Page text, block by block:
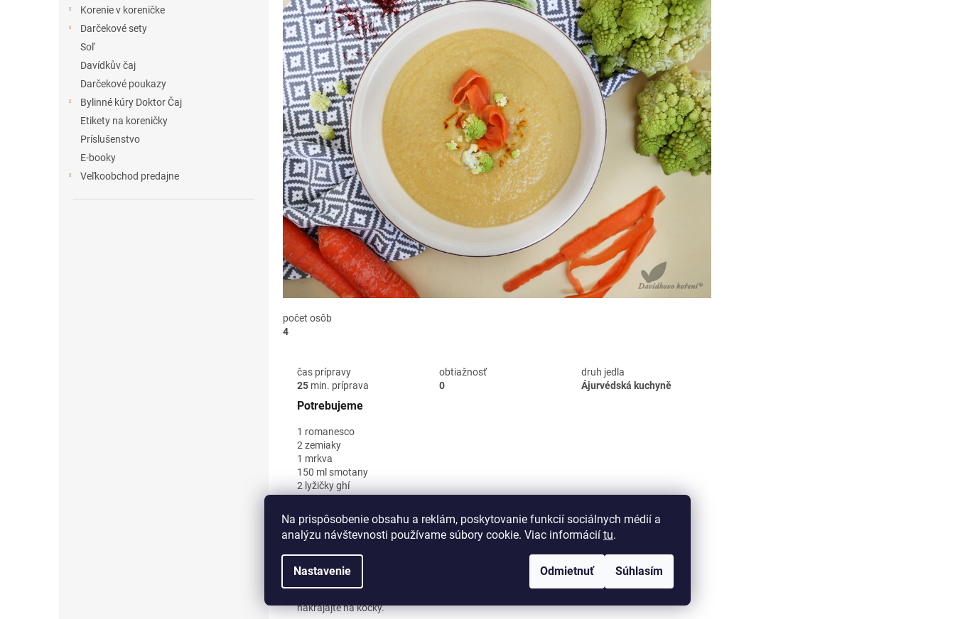
Na prispôsobenie obsahu a reklám, poskytovanie funkcií sociálnych médií a
analýzu návštevnosti používame súbory cookie. Viac informácií tu.
Nastavenie Odmietnuť Súhlasím
Korenie v koreničke
Darčekové sety
Soľ
Davídkův čaj
Darčekové poukazy
Bylinné kúry Doktor Čaj
Etikety na koreničky
Príslušenstvo
E-booky
Veľkoobchod predajne
počet osôb
4
čas prípravy
25 min. príprava
obtiažnosť
0
druh jedla
Ájurvédská kuchyně
Potrebujeme
1 romanesco
2 zemiaky
1 mrkva
150 ml smotany
2 lyžičky ghí
mleté čierne korenie
soľ
Postup prípravy
nakrájajte na kocky.